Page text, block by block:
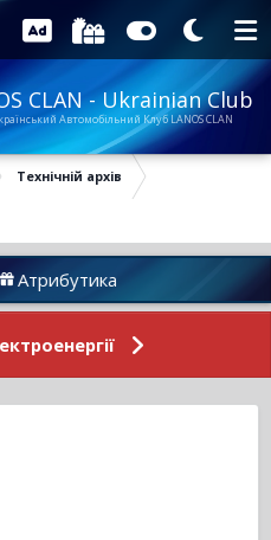
CLAN - Ukrainian Club
Автомобільний Клуб LANOS CLAN
Технічній архів